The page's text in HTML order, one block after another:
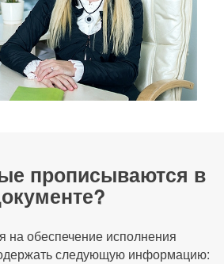
прописываются в
на обеспечение исполнения
следующую информацию: